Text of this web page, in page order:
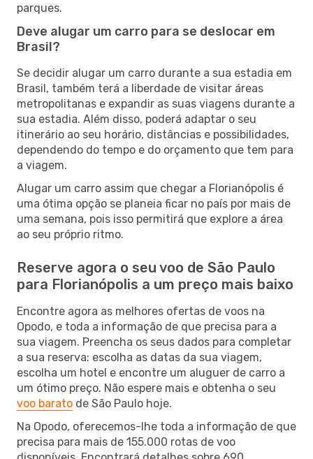
parques.
Deve alugar um carro para se deslocar em
Brasil?
Se decidir alugar um carro durante a sua estadia em
Brasil, também terá a liberdade de visitar áreas
metropolitanas e expandir as suas viagens durante a
sua estadia. Além disso, poderá adaptar o seu
itinerário ao seu horário, distâncias e possibilidades,
dependendo do tempo e do orçamento que tem para
a viagem.
Alugar um carro assim que chegar a Florianópolis é
uma ótima opção se planeia ficar no país por mais de
uma semana, pois isso permitirá que explore a área
ao seu próprio ritmo.
Reserve agora o seu voo de São Paulo
para Florianópolis a um preço mais baixo
Encontre agora as melhores ofertas de voos na
Opodo, e toda a informação de que precisa para a
sua viagem. Preencha os seus dados para completar
a sua reserva: escolha as datas da sua viagem,
escolha um hotel e encontre um aluguer de carro a
um ótimo preço. Não espere mais e obtenha o seu
voo barato de São Paulo hoje.
Na Opodo, oferecemos-lhe toda a informação de que
precisa para mais de 155.000 rotas de voo